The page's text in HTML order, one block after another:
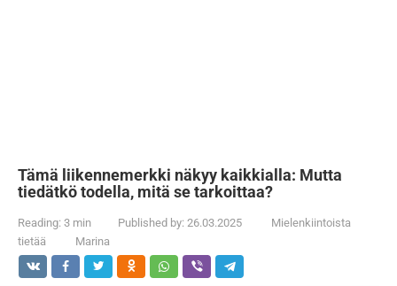
Tämä liikennemerkki näkyy kaikkialla: Mutta
tiedätkö todella, mitä se tarkoittaa?
Reading: 3 min Published by: 26.03.2025
Mielenkiintoista
tietää
Marina